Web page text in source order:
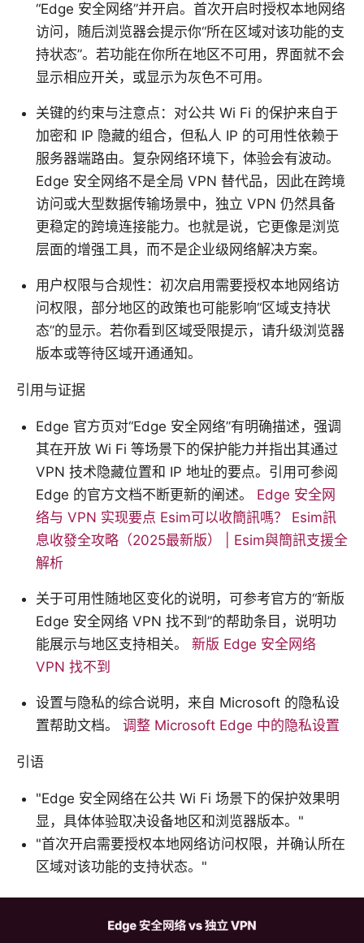
“Edge 安全网络”并开启。首次开启时授权本地网络
访问，随后浏览器会提示你“所在区域对该功能的支
持状态”。若功能在你所在地区不可用，界面就不会
显示相应开关，或显示为灰色不可用。
关键的约束与注意点：对公共 Wi Fi 的保护来自于
加密和 IP 隐藏的组合，但私人 IP 的可用性依赖于
服务器端路由。复杂网络环境下，体验会有波动。
Edge 安全网络不是全局 VPN 替代品，因此在跨境
访问或大型数据传输场景中，独立 VPN 仍然具备
更稳定的跨境连接能力。也就是说，它更像是浏览
层面的增强工具，而不是企业级网络解决方案。
用户权限与合规性：初次启用需要授权本地网络访
问权限，部分地区的政策也可能影响“区域支持状
态”的显示。若你看到区域受限提示，请升级浏览器
版本或等待区域开通通知。
引用与证据
Edge 官方页对“Edge 安全网络”有明确描述，强调
其在开放 Wi Fi 等场景下的保护能力并指出其通过
VPN 技术隐藏位置和 IP 地址的要点。引用可参阅
Edge 的官方文档不断更新的阐述。 Edge 安全网
络与 VPN 实现要点 Esim可以收簡訊嗎？ Esim訊
息收發全攻略（2025最新版） | Esim與簡訊支援全
解析
关于可用性随地区变化的说明，可参考官方的“新版
Edge 安全网络 VPN 找不到”的帮助条目，说明功
能展示与地区支持相关。 新版 Edge 安全网络
VPN 找不到
设置与隐私的综合说明，来自 Microsoft 的隐私设
置帮助文档。 调整 Microsoft Edge 中的隐私设置
引语
"Edge 安全网络在公共 Wi Fi 场景下的保护效果明
显，具体体验取决设备地区和浏览器版本。"
"首次开启需要授权本地网络访问权限，并确认所在
区域对该功能的支持状态。"